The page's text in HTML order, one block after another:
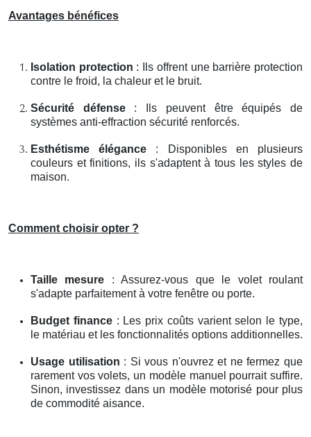
Avantages bénéfices
Isolation protection : Ils offrent une barrière protection
contre le froid, la chaleur et le bruit.
Sécurité défense: Ils peuvent être équipés de
systèmes anti-effraction sécurité renforcés.
Esthétisme élégance : Disponibles en plusieurs
couleurs et finitions, ils s'adaptent à tous les styles de
maison.
Comment choisir opter ?
Taille mesure : Assurez-vous que le volet roulant
s'adapte parfaitement à votre fenêtre ou porte.
Budget finance: Les prix coûts varient selon le type,
le matériau et les fonctionnalités options additionnelles.
Usage utilisation : Si vous n'ouvrez et ne fermez que
rarement vos volets, un modèle manuel pourrait suffire.
Sinon, investissez dans un modèle motorisé pour plus
de commodité aisance.